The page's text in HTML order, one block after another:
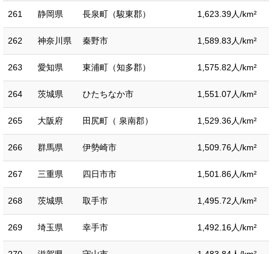
261 静岡県 長泉町（駿東郡） 1,623.39人/km²
262 神奈川県 秦野市 1,589.83人/km²
263 愛知県 東浦町（知多郡） 1,575.82人/km²
264 茨城県 ひたちなか市 1,551.07人/km²
265 大阪府 田尻町（ 泉南郡） 1,529.36人/km²
266 群馬県 伊勢崎市 1,509.76人/km²
267 三重県 四日市市 1,501.86人/km²
268 茨城県 取手市 1,495.72人/km²
269 埼玉県 幸手市 1,492.16人/km²